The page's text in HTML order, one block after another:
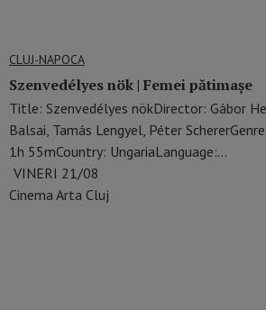
CLUJ-NAPOCA
Szenvedélyes nök | Femei pătimașe
Title: Szenvedélyes nökDirector: Gábor
Balsai, Tamás Lengyel, Péter
1h 55mCountry: UngariaLanguage:…
VINERI 21/08
Cinema Arta Cluj